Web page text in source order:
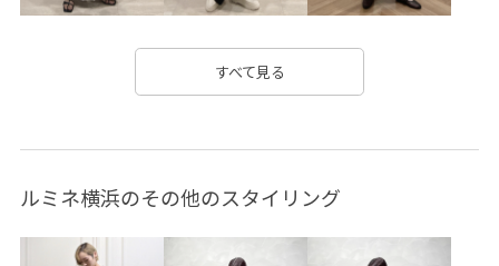
メンズライク リラックス感 ワイドパンツ 上品
丸みのあるフォルム 伸縮性
刺繍がポイント 夏雑貨
布帛 幅広 抜け感 撥水アイテム 撥水加工
柔らかい素材 柔らかな印象 着回しやすい
薄手 財布 軽羽織26SS 長財布
すべて見る
ルミネ横浜のその他のスタイリング